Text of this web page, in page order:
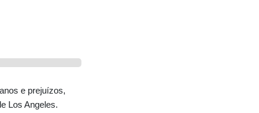
e prejuízos,
Los Angeles.